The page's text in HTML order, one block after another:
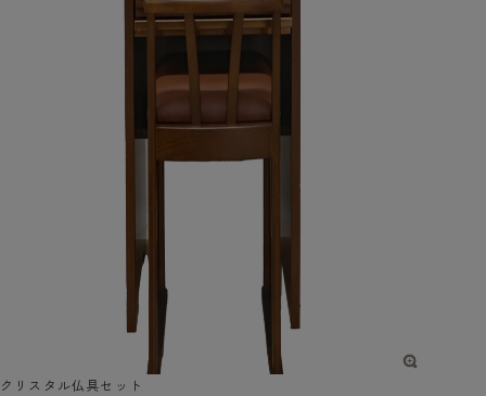
クリスタル仏具セット